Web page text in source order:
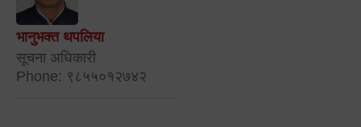
भानुभक्त थपलिया
सूचना अधिकारी
Phone: ९८५५०१२७४२